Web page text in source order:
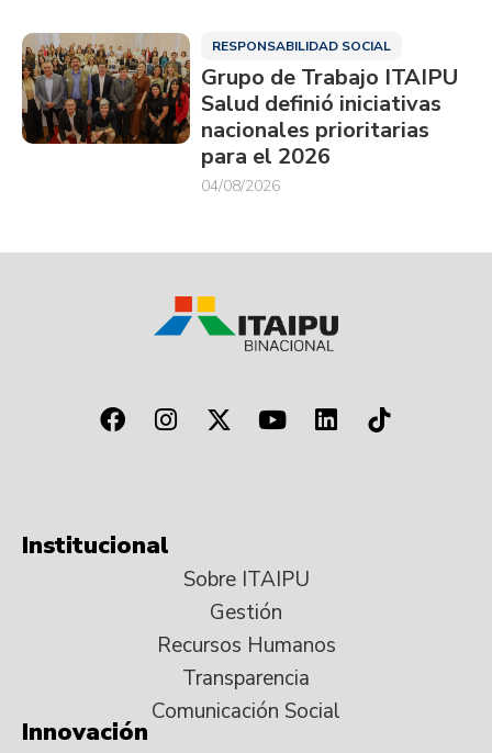
RESPONSABILIDAD SOCIAL
Grupo de Trabajo ITAIPU
Salud definió iniciativas
nacionales prioritarias
para el 2026
04/08/2026
Institucional
Sobre ITAIPU
Gestión
Recursos Humanos
Transparencia
Comunicación Social
Innovación